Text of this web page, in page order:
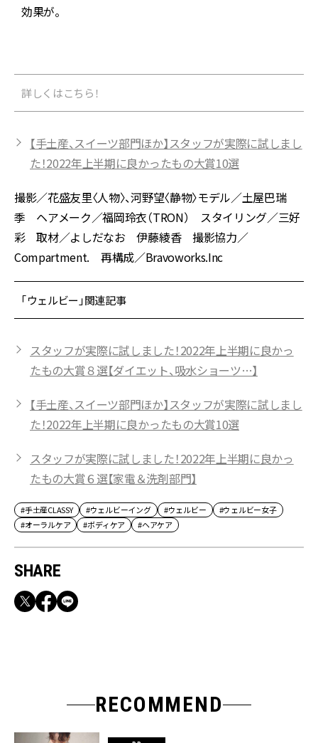
効果が。
詳しくはこちら！
【手土産、スイーツ部門ほか】スタッフが実際に試しまし
た！2022年上半期に良かったもの大賞10選
撮影／花盛友里〈人物〉、河野望〈静物〉モデル／土屋巴瑞
季 ヘアメーク／福岡玲衣（TRON） スタイリング／三好
彩 取材／よしだなお 伊藤綾香 撮影協力／
Compartment. 再構成／Bravoworks.Inc
「ウェルビー」関連記事
スタッフが実際に試しました！2022年上半期に良かっ
たもの大賞８選【ダイエット、吸水ショーツ…】
【手土産、スイーツ部門ほか】スタッフが実際に試しまし
た！2022年上半期に良かったもの大賞10選
スタッフが実際に試しました！2022年上半期に良かっ
たもの大賞６選【家電＆洗剤部門】
#手土産CLASSY #ウェルビーイング #ウェルビー
#ウェルビー女子
#オーラルケア
#ボディケア #ヘアケア
SHARE
RECOMMEND